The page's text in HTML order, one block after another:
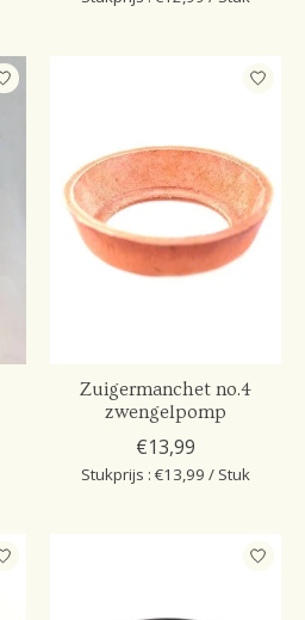
Zuigermanchet no.4
zwengelpomp
€13,99
Stukprijs : €13,99 / Stuk